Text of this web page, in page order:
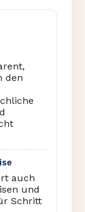
den
auch
und
Schritt